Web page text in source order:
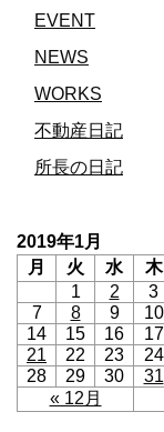
EVENT
NEWS
WORKS
不動産日記
所長の日記
2019年1月
月
火 水 木
« 12月
1 2 3
7
8 9 10
14
15 16 17
21
22 23 24
28
29 30 31